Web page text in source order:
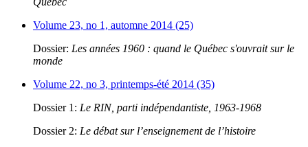
Volume 23, no 1, automne 2014 (25)
Dossier: Les années 1960 : quand le Québec s'ouvrait sur le
monde
Volume 22, no 3, printemps-été 2014 (35)
Dossier 1: Le RIN, parti indépendantiste, 1963-1968
Dossier 2: Le débat sur l’enseignement de l’histoire